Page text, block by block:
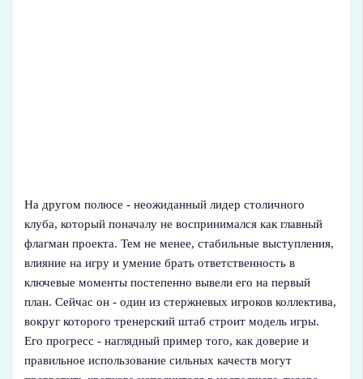
На другом полюсе - неожиданный лидер столичного
клуба, который поначалу не воспринимался как главный
флагман проекта. Тем не менее, стабильные выступления,
влияние на игру и умение брать ответственность в
ключевые моменты постепенно вывели его на первый
план. Сейчас он - один из стержневых игроков коллектива,
вокруг которого тренерский штаб строит модель игры.
Его прогресс - наглядный пример того, как доверие и
правильное использование сильных качеств могут